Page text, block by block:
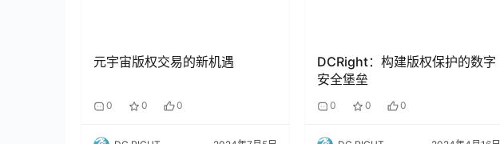
元宇宙版权交易的新机遇
0 0 0
DCRight：构建版权保护的数字
安全堡垒
0 0 0